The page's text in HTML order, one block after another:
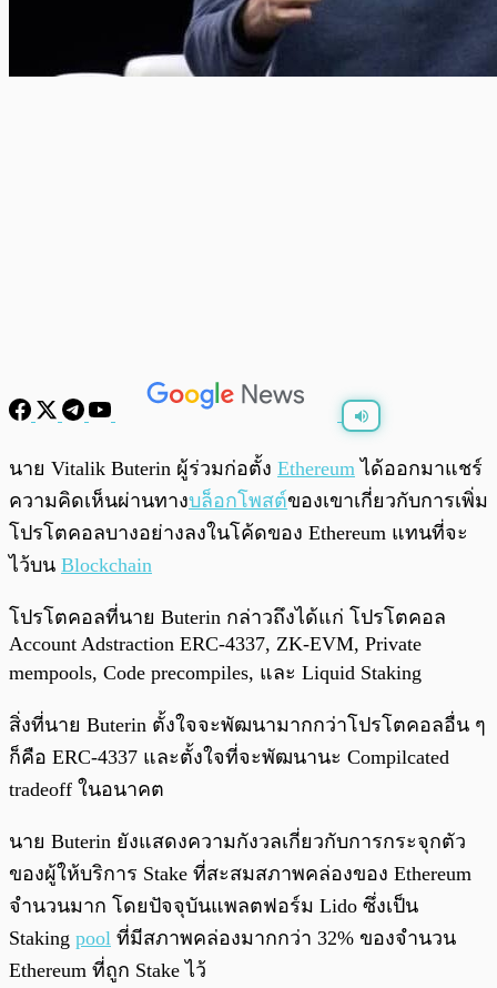
0:00
นาย Vitalik Buterin ผู้ร่วมก่อตั้ง Ethereum ได้ออกมาแชร์
ความคิดเห็นผ่านทางบล็อกโพสต์ของเขาเกี่ยวกับการเพิ่ม
โปรโตคอลบางอย่างลงในโค้ดของ Ethereum แทนที่จะ
ไว้บน Blockchain
โปรโตคอลที่นาย Buterin กล่าวถึงได้แก่ โปรโตคอล
Account Adstraction ERC-4337, ZK-EVM, Private
mempools, Code precompiles, และ Liquid Staking
สิ่งที่นาย Buterin ตั้งใจจะพัฒนามากกว่าโปรโตคอลอื่น ๆ
ก็คือ ERC-4337 และตั้งใจที่จะพัฒนานะ Compilcated
tradeoff ในอนาคต
นาย Buterin ยังแสดงความกังวลเกี่ยวกับการกระจุกตัว
ของผู้ให้บริการ Stake ที่สะสมสภาพคล่องของ Ethereum
จำนวนมาก โดยปัจจุบันแพลตฟอร์ม Lido ซึ่งเป็น
Staking pool ที่มีสภาพคล่องมากกว่า 32% ของจำนวน
Ethereum ที่ถูก Stake ไว้